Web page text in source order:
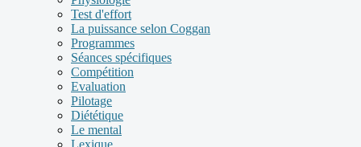
Test d'effort
La puissance selon Coggan
Programmes
Séances spécifiques
Compétition
Evaluation
Pilotage
Diététique
Le mental
Lexique